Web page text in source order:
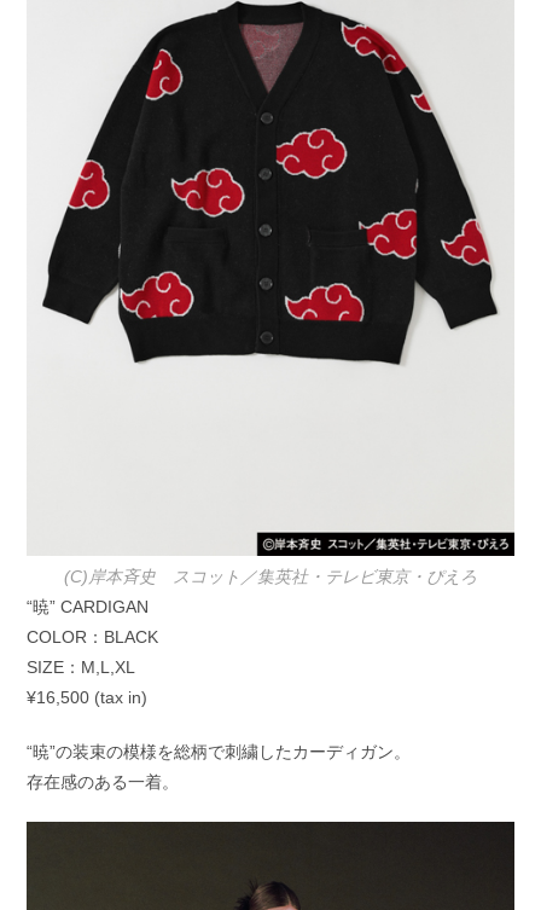
(C)岸本斉史 スコット／集英社・テレビ東京・ぴえろ
“暁” CARDIGAN
COLOR：BLACK
SIZE：M,L,XL
¥16,500 (tax in)
“暁”の装束の模様を総柄で刺繍したカーディガン。
存在感のある一着。